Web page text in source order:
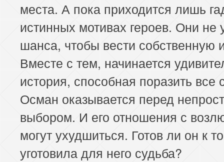
места. А пока приходится лишь
истинных мотивах героев. Они не
шанса, чтобы вести собственную
Вместе с тем, начинается
история, способная поразить все
Осман оказывается перед
выбором. И его отношения с
могут ухудшиться. Готов ли он к
уготовила для него судьба?